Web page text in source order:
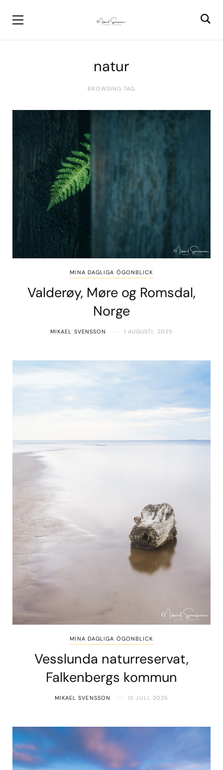
natur
BROWSING TAG
MINA DAGLIGA ÖGONBLICK
Valderøy, Møre og Romsdal,
Norge
MIKAEL SVENSSON 1 AUGUSTI, 2025
MINA DAGLIGA ÖGONBLICK
Vesslunda naturreservat,
Falkenbergs kommun
MIKAEL SVENSSON 13 JULI, 2025